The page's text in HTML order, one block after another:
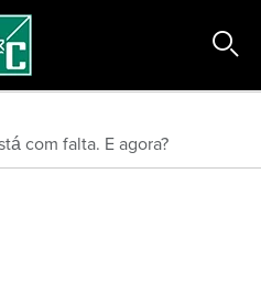
com falta. E agora?